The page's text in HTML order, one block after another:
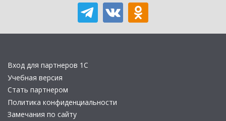
Вход для партнеров 1С
Учебная версия
Стать партнером
Политика конфиденциальности
Замечания по сайту